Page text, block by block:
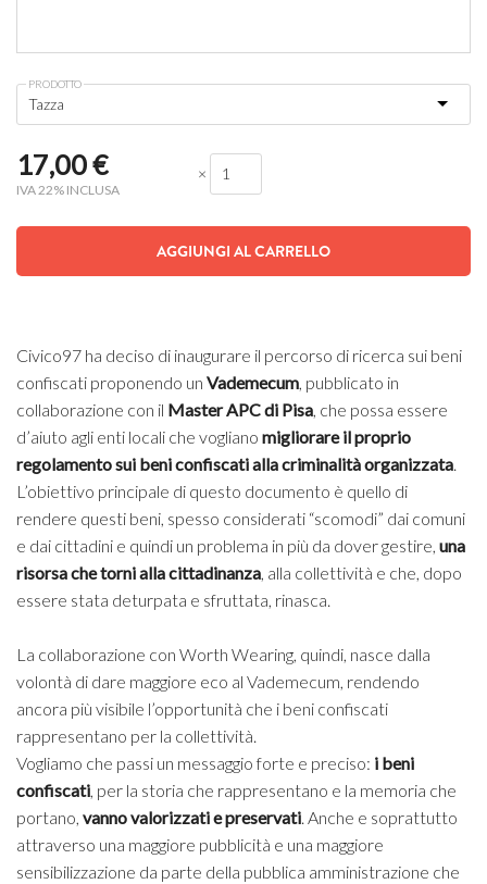
PRODOTTO
17,00€
IVA 22% INCLUSA
×
AGGIUNGI AL CARRELLO
Civico97 ha deciso di inaugurare il percorso di ricerca sui beni
confiscati proponendo un Vademecum, pubblicato in
collaborazione con il Master APC di Pisa, che possa essere
d’aiuto agli enti locali che vogliano migliorare il proprio
regolamento sui beni confiscati alla criminalità organizzata.
L’obiettivo principale di questo documento è quello di
rendere questi beni, spesso considerati “scomodi” dai comuni
e dai cittadini e quindi un problema in più da dover gestire, una
risorsa che torni alla cittadinanza, alla collettività e che, dopo
essere stata deturpata e sfruttata, rinasca.
La collaborazione con Worth Wearing, quindi, nasce dalla
volontà di dare maggiore eco al Vademecum, rendendo
ancora più visibile l’opportunità che i beni confiscati
rappresentano per la collettività.
Vogliamo che passi un messaggio forte e preciso: i beni
confiscati, per la storia che rappresentano e la memoria che
portano, vanno valorizzati e preservati. Anche e soprattutto
attraverso una maggiore pubblicità e una maggiore
sensibilizzazione da parte della pubblica amministrazione che